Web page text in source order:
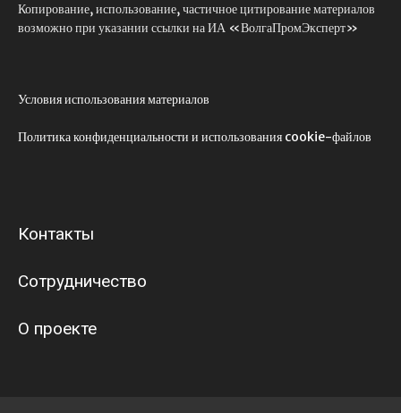
Копирование, использование, частичное цитирование материалов
возможно при указании ссылки на ИА «ВолгаПромЭксперт»
Условия использования материалов
Политика конфиденциальности и использования cookie-файлов
Контакты
Сотрудничество
О проекте